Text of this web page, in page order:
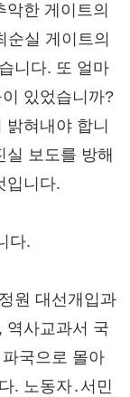
한 게이트의
실 게이트의
니다. 또 얼마
있었습니까?
혀내야 합니
보도를 방해
입니다.
다.
원 대선개입과
역사교과서 국
국으로 몰아
. 노동자․서민